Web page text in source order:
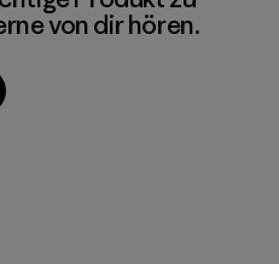
von dir hören.